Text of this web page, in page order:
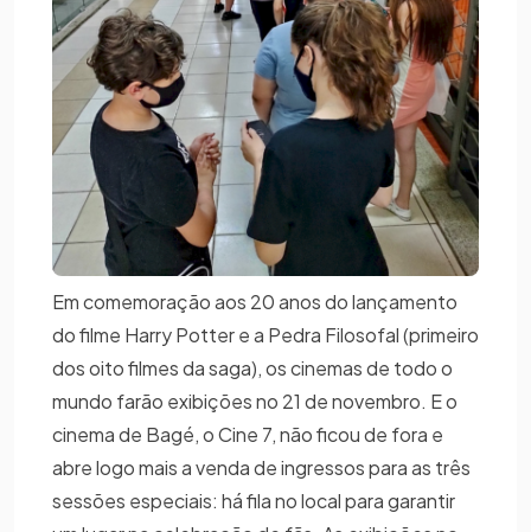
Em comemoração aos 20 anos do lançamento
do filme Harry Potter e a Pedra Filosofal (primeiro
dos oito filmes da saga), os cinemas de todo o
mundo farão exibições no 21 de novembro. E o
cinema de Bagé, o Cine 7, não ficou de fora e
abre logo mais a venda de ingressos para as três
sessões especiais: há fila no local para garantir